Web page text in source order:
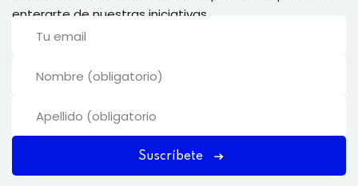
enterarte de nuestras iniciativas.
Suscríbete